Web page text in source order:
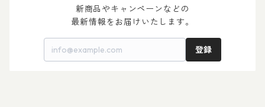
＞ 母の日 2024新商品やキャンペーンなどの
最新情報をお届けいたします。
登録